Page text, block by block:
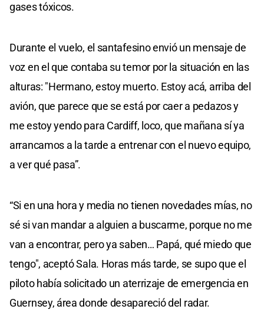
gases tóxicos.
Durante el vuelo, el santafesino envió un mensaje de
voz en el que contaba su temor por la situación en las
alturas: "Hermano, estoy muerto. Estoy acá, arriba del
avión, que parece que se está por caer a pedazos y
me estoy yendo para Cardiff, loco, que mañana sí ya
arrancamos a la tarde a entrenar con el nuevo equipo,
a ver qué pasa”.
“Si en una hora y media no tienen novedades mías, no
sé si van mandar a alguien a buscarme, porque no me
van a encontrar, pero ya saben… Papá, qué miedo que
tengo", aceptó Sala. Horas más tarde, se supo que el
piloto había solicitado un aterrizaje de emergencia en
Guernsey, área donde desapareció del radar.